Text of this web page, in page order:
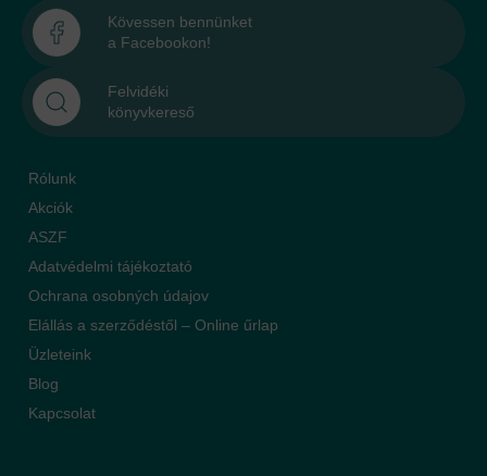
Kövessen bennünket
a Facebookon!
Felvidéki
könyvkereső
Rólunk
Akciók
ASZF
Adatvédelmi tájékoztató
Ochrana osobných údajov
Elállás a szerződéstől – Online űrlap
Üzleteink
Blog
Kapcsolat